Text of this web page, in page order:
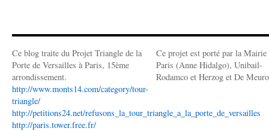
Ce blog traite du Projet Triangle de la
Porte de Versailles à Paris, 15ème
arrondissement.
http://www.monts14.com/category/tour-
triangle/
http://petitions24.net/refusons_la_tour_triangle_a_la_porte_de_versailles
http://paris.tower.free.fr/
Ce projet est porté par la Mairie
Paris (Anne Hidalgo), Unibail-
Rodamco et Herzog et De